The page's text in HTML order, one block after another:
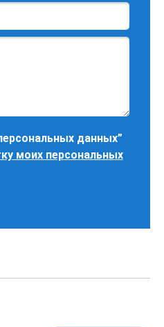
данных”
моих персональных